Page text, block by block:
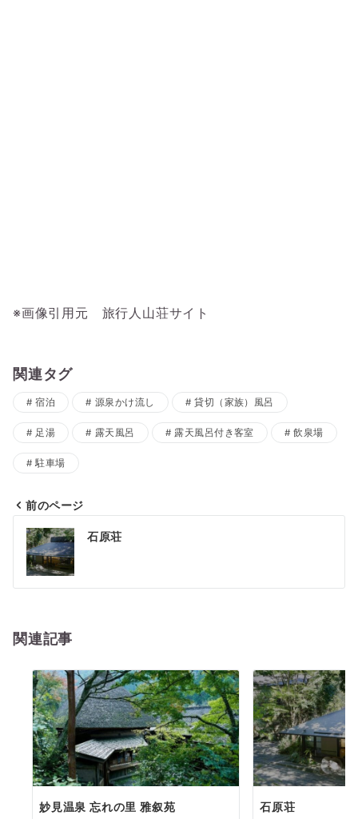
※画像引用元 旅行人山荘サイト
関連タグ
宿泊 源泉かけ流し 貸切（家族）風呂
足湯 露天風呂 露天風呂付き客室 飲泉場
駐車場
投
稿
ナ
ゲ
前のページ
石原荘
関連記事
妙見温泉 忘れの里 雅叙苑 石原荘